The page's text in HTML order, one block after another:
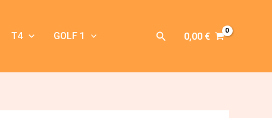
T4 GOLF 1 Rechercher
0,00 €